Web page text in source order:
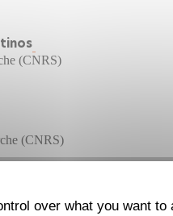
(CNRS)
(CNRS)
over what you want to